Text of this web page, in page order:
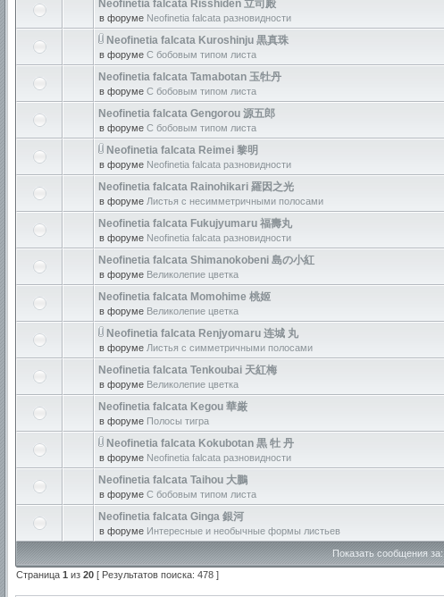
Neofinetia falcata Risshiden 立司殿
в форуме Neofinetia falcata разновидности
Neofinetia falcata Kuroshinju 黒真珠
в форуме С бобовым типом листа
Neofinetia falcata Tamabotan 玉牡丹
в форуме С бобовым типом листа
Neofinetia falcata Gengorou 源五郎
в форуме С бобовым типом листа
Neofinetia falcata Reimei 黎明
в форуме Neofinetia falcata разновидности
Neofinetia falcata Rainohikari 羅因之光
в форуме Листья с несимметричными полосами
Neofinetia falcata Fukujyumaru 福壽丸
в форуме Neofinetia falcata разновидности
Neofinetia falcata Shimanokobeni 島の小紅
в форуме Великолепие цветка
Neofinetia falcata Momohime 桃姬
в форуме Великолепие цветка
Neofinetia falcata Renjyomaru 连城 丸
в форуме Листья с симметричными полосами
Neofinetia falcata Tenkoubai 天紅梅
в форуме Великолепие цветка
Neofinetia falcata Kegou 華厳
в форуме Полосы тигра
Neofinetia falcata Kokubotan 黒 牡 丹
в форуме Neofinetia falcata разновидности
Neofinetia falcata Taihou 大鵬
в форуме С бобовым типом листа
Neofinetia falcata Ginga 銀河
в форуме Интересные и необычные формы листьев
Показать сообщения за:
Страница 1 из 20 [ Результатов поиска: 478 ]